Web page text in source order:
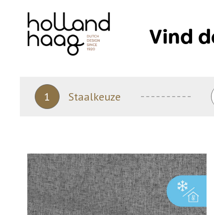
Vind
1 Staalkeuze